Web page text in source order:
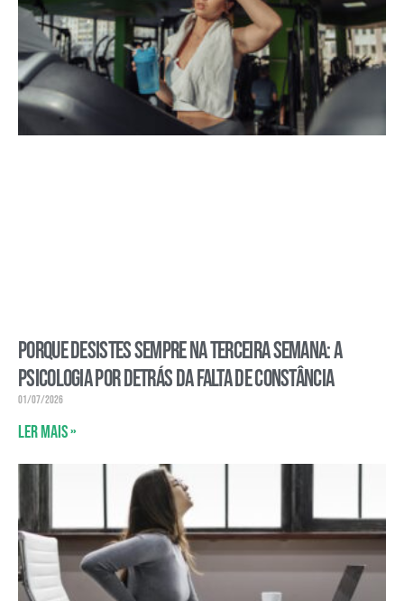
Porque desistes sempre na terceira semana: a
psicologia por detrás da falta de constância
01/07/2026
Ler mais »